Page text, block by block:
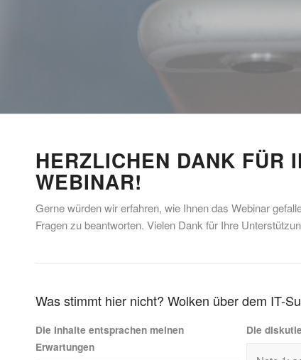
HERZLICHEN DANK FÜR
WEBINAR!
Gerne würden wir erfahren, wie Ihnen das Webinar
Fragen zu beantworten. Vielen Dank für Ihre
Was stimmt hier nicht? Wolken über dem IT-
Die Inhalte entsprachen meinen
Erwartungen
Die